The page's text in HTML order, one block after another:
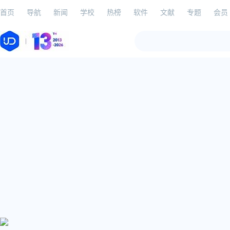
首页 导航 新闻 学校 热榜 软件 文献 专题 会员